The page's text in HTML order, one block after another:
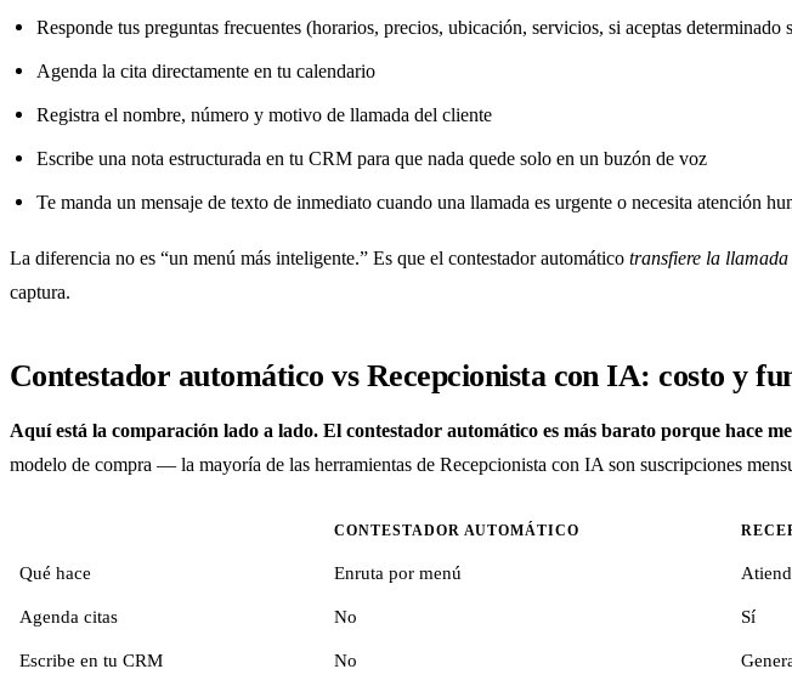
Responde tus preguntas frecuentes (horarios, precios, ubicación, servicios, si aceptas determinado
Agenda la cita directamente en tu calendario
Registra el nombre, número y motivo de llamada del cliente
Escribe una nota estructurada en tu CRM para que nada quede solo en un buzón de voz
Te manda un mensaje de texto de inmediato cuando una llamada es urgente o necesita atención
La diferencia no es “un menú más inteligente.” Es que el contestador automático transfiere la llamada
captura.
Contestador automático vs Recepcionista con IA: costo y
Aquí está la comparación lado a lado. El contestador automático es más barato porque hace
modelo de compra — la mayoría de las herramientas de Recepcionista con IA son suscripciones
CONTESTADOR AUTOMÁTICO
Qué hace Enruta por menú
Agenda citas No Sí
Escribe en tu CRM No